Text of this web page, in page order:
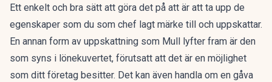
Ett enkelt och bra sätt att göra det på att är att ta upp de
egenskaper som du som chef lagt märke till och uppskattar.
En annan form av uppskattning som Mull lyfter fram är den
som syns i lönekuvertet, förutsatt att det är en möjlighet
som ditt företag besitter. Det kan även handla om en gåva